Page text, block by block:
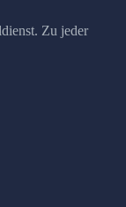
Zu jeder